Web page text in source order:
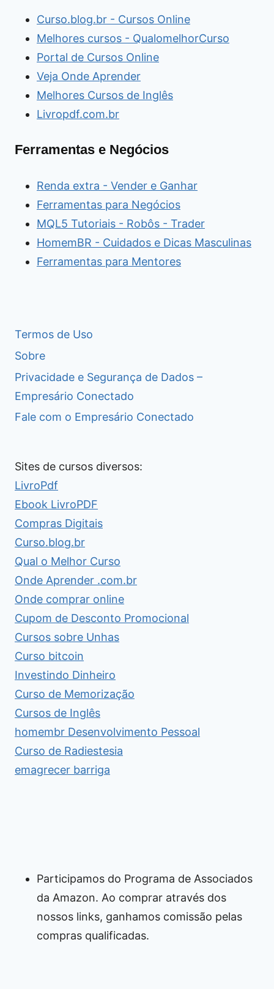
Curso.blog.br - Cursos Online
Melhores cursos - QualomelhorCurso
Portal de Cursos Online
Veja Onde Aprender
Melhores Cursos de Inglês
Livropdf.com.br
Ferramentas e Negócios
Renda extra - Vender e Ganhar
Ferramentas para Negócios
MQL5 Tutoriais - Robôs - Trader
HomemBR - Cuidados e Dicas Masculinas
Ferramentas para Mentores
Termos de Uso
Sobre
Privacidade e Segurança de Dados –
Empresário Conectado
Fale com o Empresário Conectado
Sites de cursos diversos:
LivroPdf
Ebook LivroPDF
Compras Digitais
Curso.blog.br
Qual o Melhor Curso
Onde Aprender .com.br
Onde comprar online
Cupom de Desconto Promocional
Cursos sobre Unhas
Curso bitcoin
Investindo Dinheiro
Curso de Memorização
Cursos de Inglês
homembr Desenvolvimento Pessoal
Curso de Radiestesia
emagrecer barriga
Participamos do Programa de Associados
da Amazon. Ao comprar através dos
nossos links, ganhamos comissão pelas
compras qualificadas.